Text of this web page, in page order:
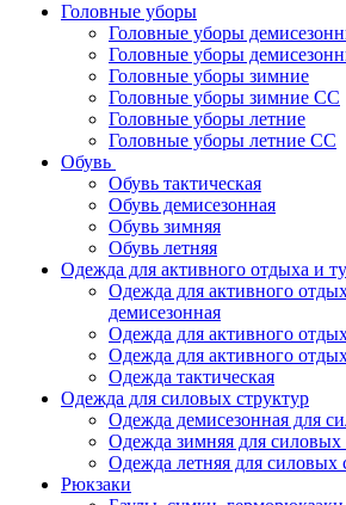
Головные уборы
Головные уборы
Головные уборы
Головные уборы зимние
Головные уборы зимние СС
Головные уборы летние
Головные уборы летние СС
Обувь
Обувь тактическая
Обувь демисезонная
Обувь зимняя
Обувь летняя
Одежда для активного отдыха и
Одежда для активного
демисезонная
Одежда для активного
Одежда для активного
Одежда тактическая
Одежда для силовых структур
Одежда демисезонная для
Одежда зимняя для силовых
Одежда летняя для силовых
Рюкзаки